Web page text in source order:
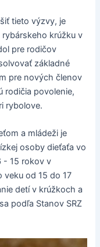
tieto výzvy, je
krúžku v
pre rodičov
základné
pre nových členov
rodičia povolenie,
rybolove.
a mládeži je
osoby dieťaťa vo
- 15 rokov v
veku od 15 do 17
detí v krúžkoch a
podľa Stanov SRZ